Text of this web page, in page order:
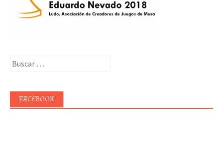
Buscar:
FACEBOOK